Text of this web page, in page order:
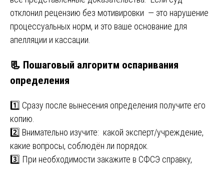
отклонил рецензию без мотивировки — это нарушение
процессуальных норм, и это ваше основание для
апелляции и кассации.
📃 Пошаговый алгоритм оспаривания
определения
1️⃣ Сразу после вынесения определения получите его
копию.
2️⃣ Внимательно изучите: какой эксперт/учреждение,
какие вопросы, соблюдён ли порядок.
3️⃣ При необходимости закажите в СФСЭ справку,